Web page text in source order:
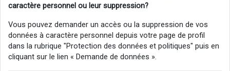
caractère personnel ou leursuppression?
Vous pouvez demander un accès ou la suppression de vos
données à caractère personnel depuis votre page de profil
dans la rubrique "Protection des données et politiques" puis en
cliquant sur le lien « Demande de données ».